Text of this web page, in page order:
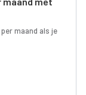
maand als je